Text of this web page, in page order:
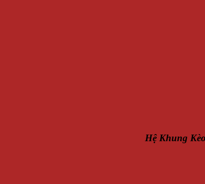
Hệ Khung